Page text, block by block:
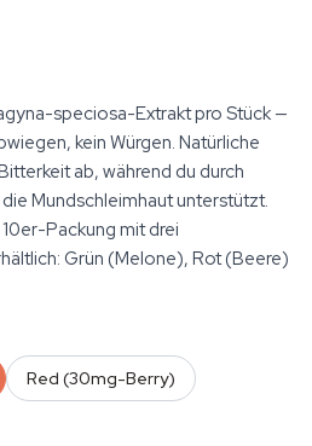
speciosa-Extrakt pro Stück —
kein Würgen. Natürliche
ab, während du durch
Mundschleimhaut unterstützt.
Packung mit drei
Grün (Melone), Rot (Beere)
Red (30mg-Berry)